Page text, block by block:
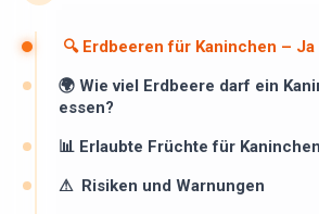
🔍 Erdbeeren für Kaninchen – Ja
🌍 Wie viel Erdbeere darf ein
essen?
📊 Erlaubte Früchte für
⚠ ️ Risiken und Warnungen